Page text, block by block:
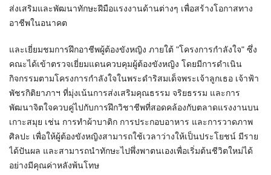
ส่งเสริมและพัฒนาทักษะฝีมือแรงงานด้านต่างๆ เพื่อสร้างโอกาสทาง
อาชีพในอนาคต
และเยี่ยมชมการฝึกอาชีพผู้ต้องขังหญิง ภายใต้ "โครงการกำลังใจ" ซึ่ง
คณะได้เข้าตรวจเยี่ยมแดนควบคุมผู้ต้องขังหญิง โดยมีการดำเนิน
กิจกรรมตามโครงการกำลังใจในพระดำริสมเด็จพระเจ้าลูกเธอ เจ้าฟ้า
พัชรกิติยาภาฯ ที่มุ่งเน้นการส่งเสริมคุณธรรม จริยธรรม และการ
พัฒนาจิตใจควบคู่ไปกับการฝึกวิชาชีพที่สอดคล้องกับตลาดแรงงานบน
เกาะสมุย เช่น การทำผ้าบาติก การประกอบอาหาร และการวาดภาพ
ศิลปะ เพื่อให้ผู้ต้องขังหญิงสามารถใช้เวลาว่างให้เป็นประโยชน์ มีราย
ได้ปันผล และสามารถนำทักษะไปพึ่งพาตนเองเพื่อเริ่มต้นชีวิตใหม่ได้
อย่างมีคุณค่าหลังพ้นโทษ